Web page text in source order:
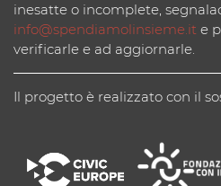
inesatte o incomplete,
info@spendiamolinsieme.it e
verificarle e ad aggiornarle.
Il progetto è realizzato con il